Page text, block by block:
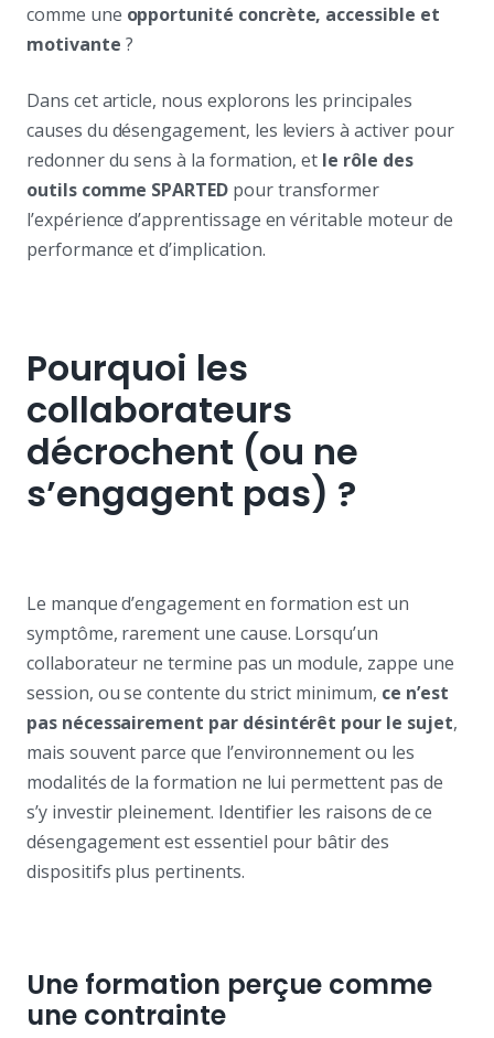
comme une opportunité concrète, accessible et
motivante ?
Dans cet article, nous explorons les principales
causes du désengagement, les leviers à activer pour
redonner du sens à la formation, et le rôle des
outils comme SPARTED pour transformer
l’expérience d’apprentissage en véritable moteur de
performance et d’implication.
Pourquoi les
collaborateurs
décrochent (ou ne
s’engagent pas) ?
Le manque d’engagement en formation est un
symptôme, rarement une cause. Lorsqu’un
collaborateur ne termine pas un module, zappe une
session, ou se contente du strict minimum, ce n’est
pas nécessairement par désintérêt pour le sujet,
mais souvent parce que l’environnement ou les
modalités de la formation ne lui permettent pas de
s’y investir pleinement. Identifier les raisons de ce
désengagement est essentiel pour bâtir des
dispositifs plus pertinents.
Une formation perçue comme
une contrainte